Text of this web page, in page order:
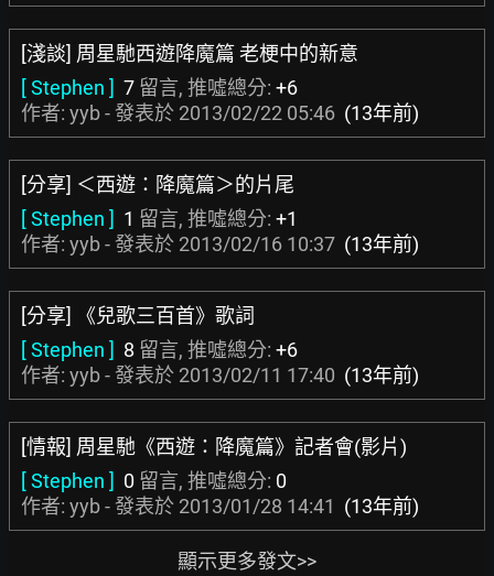
[淺談] 周星馳西遊降魔篇 老梗中的新意
[ Stephen ] 7 留言, 推噓總分: +6
作者: yyb - 發表於 2013/02/22 05:46 (13年前)
[分享] ＜西遊：降魔篇＞的片尾
[ Stephen ] 1 留言, 推噓總分: +1
作者: yyb - 發表於 2013/02/16 10:37 (13年前)
[分享] 《兒歌三百首》歌詞
[ Stephen ] 8 留言, 推噓總分: +6
作者: yyb - 發表於 2013/02/11 17:40 (13年前)
[情報] 周星馳《西遊：降魔篇》記者會(影片)
[ Stephen ] 0 留言, 推噓總分: 0
作者: yyb - 發表於 2013/01/28 14:41 (13年前)
顯示更多發文>>